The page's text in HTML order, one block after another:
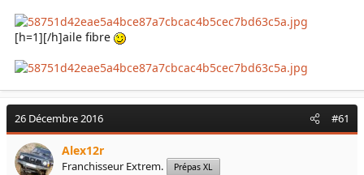
[h=1][/h]aile fibre
26 Décembre 2016 #61
Alex12r
Franchisseur Extrem. Prépas XL